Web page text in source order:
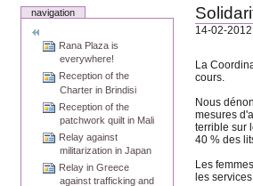
navigation
Rana Plaza is
everywhere!
Reception of the
Charter in Brindisi
Reception of the
patchwork quilt in Mali
Relay against
militarization in Japan
Relay in Greece
against trafficking and
14-02-2012
La
cours.
Nous
mesures
terrible sur
40 % des
Les
les